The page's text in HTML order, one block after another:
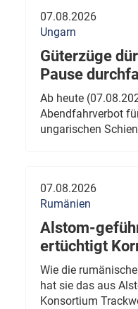
07.08.2026
Ungarn
Güterzüge
Pause
Ab heute
Abendfahrverbot
ungarischen
07.08.2026
Rumänien
Alstom-
ertüchtigt
Wie die
hat sie das aus
Konsortium